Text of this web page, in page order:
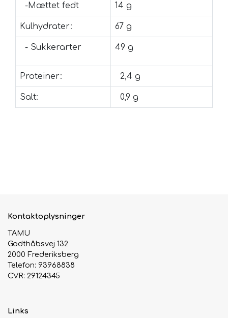
-Mættet fedt 14 g
Kulhydrater: 67 g
- Sukkerarter 49 g
Proteiner: 2,4 g
Salt: 0,9 g
Kontaktoplysninger
TAMU
Godthåbsvej 132
2000 Frederiksberg
Telefon: 93968838
CVR: 29124345
Links